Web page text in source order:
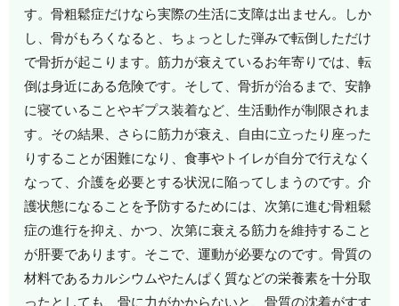
す。骨粗鬆症だけなら実際の生活に支障は出ません。しか
し、骨がもろくなると、ちょっとした弾みで転倒しただけ
で骨折が起こります。筋力が衰えているお年寄りでは、転
倒は身近にある危険です。そして、骨折が治るまで、安静
に寝ていることやギプス装着など、生活動作が制限されま
す。その結果、さらに筋力が衰え、自由に立ったり座った
りすることが困難になり、食事やトイレが自分で行えなく
なって、介護を必要とする状況に陥ってしまうのです。介
護状態になることを予防するためには、次第に進む骨粗鬆
症の進行を抑え、かつ、次第に衰える筋力を維持すること
が肝要であります。そこで、運動が必要なのです。骨質の
材料であるカルシウムやたんぱく質などの栄養素を十分取
ったとしても、骨に力がかからないと、骨質の沈着がすす